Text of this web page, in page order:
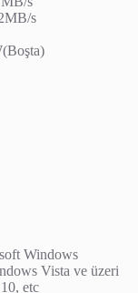
s
Windows
Vista ve üzeri
etc